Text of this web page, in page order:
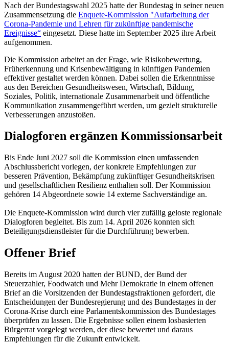
Nach der Bundestagswahl 2025 hatte der Bundestag in seiner neuen
Zusammensetzung die Enquete-Kommission "Aufarbeitung der
Corona-Pandemie und Lehren für zukünftige pandemische
Ereignisse“ eingesetzt. Diese hatte im September 2025 ihre Arbeit
aufgenommen.
Die Kommission arbeitet an der Frage, wie Risikobewertung,
Früherkennung und Krisenbewältigung in künftigen Pandemien
effektiver gestaltet werden können. Dabei sollen die Erkenntnisse
aus den Bereichen Gesundheitswesen, Wirtschaft, Bildung,
Soziales, Politik, internationale Zusammenarbeit und öffentliche
Kommunikation zusammengeführt werden, um gezielt strukturelle
Verbesserungen anzustoßen.
Dialogforen ergänzen Kommissionsarbeit
Bis Ende Juni 2027 soll die Kommission einen umfassenden
Abschlussbericht vorlegen, der konkrete Empfehlungen zur
besseren Prävention, Bekämpfung zukünftiger Gesundheitskrisen
und gesellschaftlichen Resilienz enthalten soll. Der Kommission
gehören 14 Abgeordnete sowie 14 externe Sachverständige an.
Die Enquete-Kommission wird durch vier zufällig geloste regionale
Dialogforen begleitet. Bis zum 14. April 2026 konnten sich
Beteiligungsdienstleister für die Durchführung bewerben.
Offener Brief
Bereits im August 2020 hatten der BUND, der Bund der
Steuerzahler, Foodwatch und Mehr Demokratie in einem offenen
Brief an die Vorsitzenden der Bundestagsfraktionen gefordert, die
Entscheidungen der Bundesregierung und des Bundestages in der
Corona-Krise durch eine Parlamentskommission des Bundestages
überprüfen zu lassen. Die Ergebnisse sollen einem losbasierten
Bürgerrat vorgelegt werden, der diese bewertet und daraus
Empfehlungen für die Zukunft entwickelt.